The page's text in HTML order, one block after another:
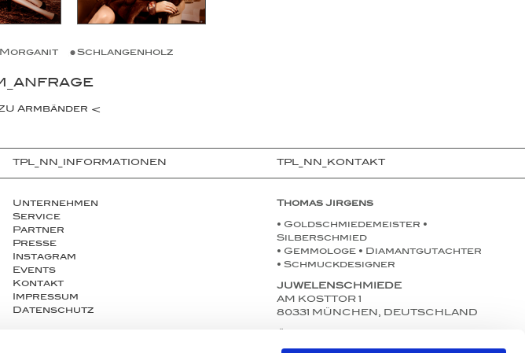
Morganit Schlangenholz
Armbänder
TPL_NN_INFORMATIONEN
Unternehmen
Service
Partner
Presse
Instagram
Events
Kontakt
Impressum
Datenschutz
TPL_NN_KONTAKT
Thomas Jirgens
• Goldschmiedemeister •
Silberschmied
• Gemmologe • Diamantgutachter
• Schmuckdesigner
JUWELENSCHMIEDE
AM KOSTTOR 1
80331 MÜNCHEN, DEUTSCHLAND
Mo. bis Fr. 11:00-18:30 Uhr